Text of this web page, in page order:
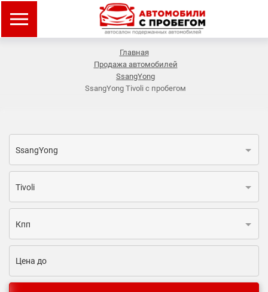
Главная
Продажа автомобилей
SsangYong
SsangYong Tivoli с пробегом
SsangYong
Tivoli
Кпп